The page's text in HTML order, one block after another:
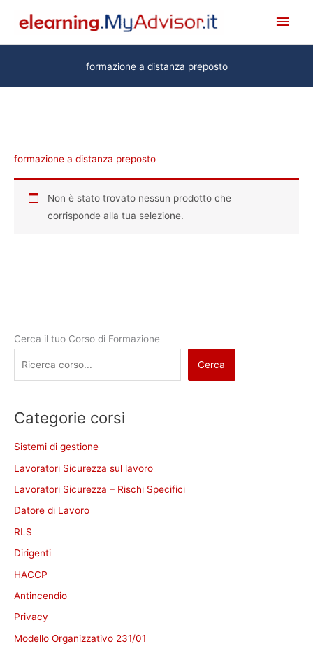
contenuto
formazione a distanza preposto
formazione a distanza preposto
Non è stato trovato nessun prodotto che
corrisponde alla tua selezione.
Cerca il tuo Corso di Formazione
Cerca
Categorie corsi
Sistemi di gestione
Lavoratori Sicurezza sul lavoro
Lavoratori Sicurezza – Rischi Specifici
Datore di Lavoro
RLS
Dirigenti
HACCP
Antincendio
Privacy
Modello Organizzativo 231/01